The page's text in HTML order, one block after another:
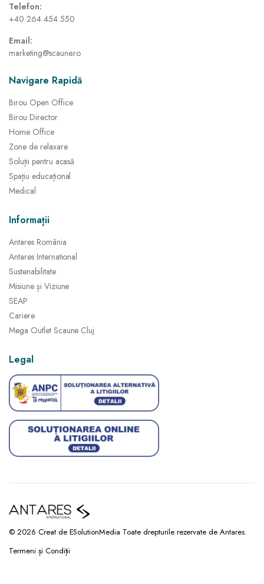
Telefon:
+40 264 454 550
Email:
marketing@scaune.ro
Navigare Rapidă
Birou Open Office
Birou Director
Home Office
Zone de relaxare
Soluții pentru acasă
Spațiu educațional
Medical
Informații
Antares România
Antares International
Sustenabilitate
Misiune și Viziune
SEAP
Cariere
Mega Outlet Scaune Cluj
Legal
© 2026 Creat de ESolutionMedia Toate drepturile rezervate de Antares.
Termeni și Condiții